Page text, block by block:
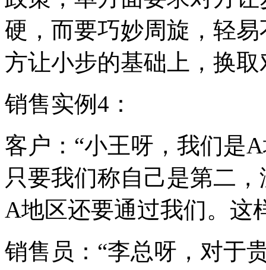
硬，而要巧妙周旋，轻
方让小步的基础上，换
销售实例4：
客户：“小王呀，我们是
只要我们称自己是第二
A地区还要通过我们。这
销售员：“李总呀，对于